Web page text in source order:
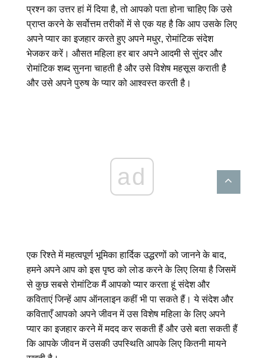
प्रश्न का उत्तर हां में दिया है, तो आपको पता होना चाहिए कि उसे
प्राप्त करने के सर्वोत्तम तरीकों में से एक यह है कि आप उसके लिए
अपने प्यार का इजहार करते हुए अपने मधुर, रोमांटिक संदेश
भेजकर करें। औसत महिला हर बार अपने आदमी से सुंदर और
रोमांटिक शब्द सुनना चाहती है और उसे विशेष महसूस कराती है
और उसे अपने पुरुष के प्यार को आश्वस्त करती है।
ad
एक रिश्ते में महत्वपूर्ण भूमिका हार्दिक उद्धरणों को जानने के बाद,
हमने अपने आप को इस पृष्ठ को लोड करने के लिए लिया है जिसमें
से कुछ सबसे रोमांटिक मैं आपको प्यार करता हूं संदेश और
कविताएं जिन्हें आप ऑनलाइन कहीं भी पा सकते हैं। ये संदेश और
कविताएँ आपको अपने जीवन में उस विशेष महिला के लिए अपने
प्यार का इजहार करने में मदद कर सकती हैं और उसे बता सकती हैं
कि आपके जीवन में उसकी उपस्थिति आपके लिए कितनी मायने